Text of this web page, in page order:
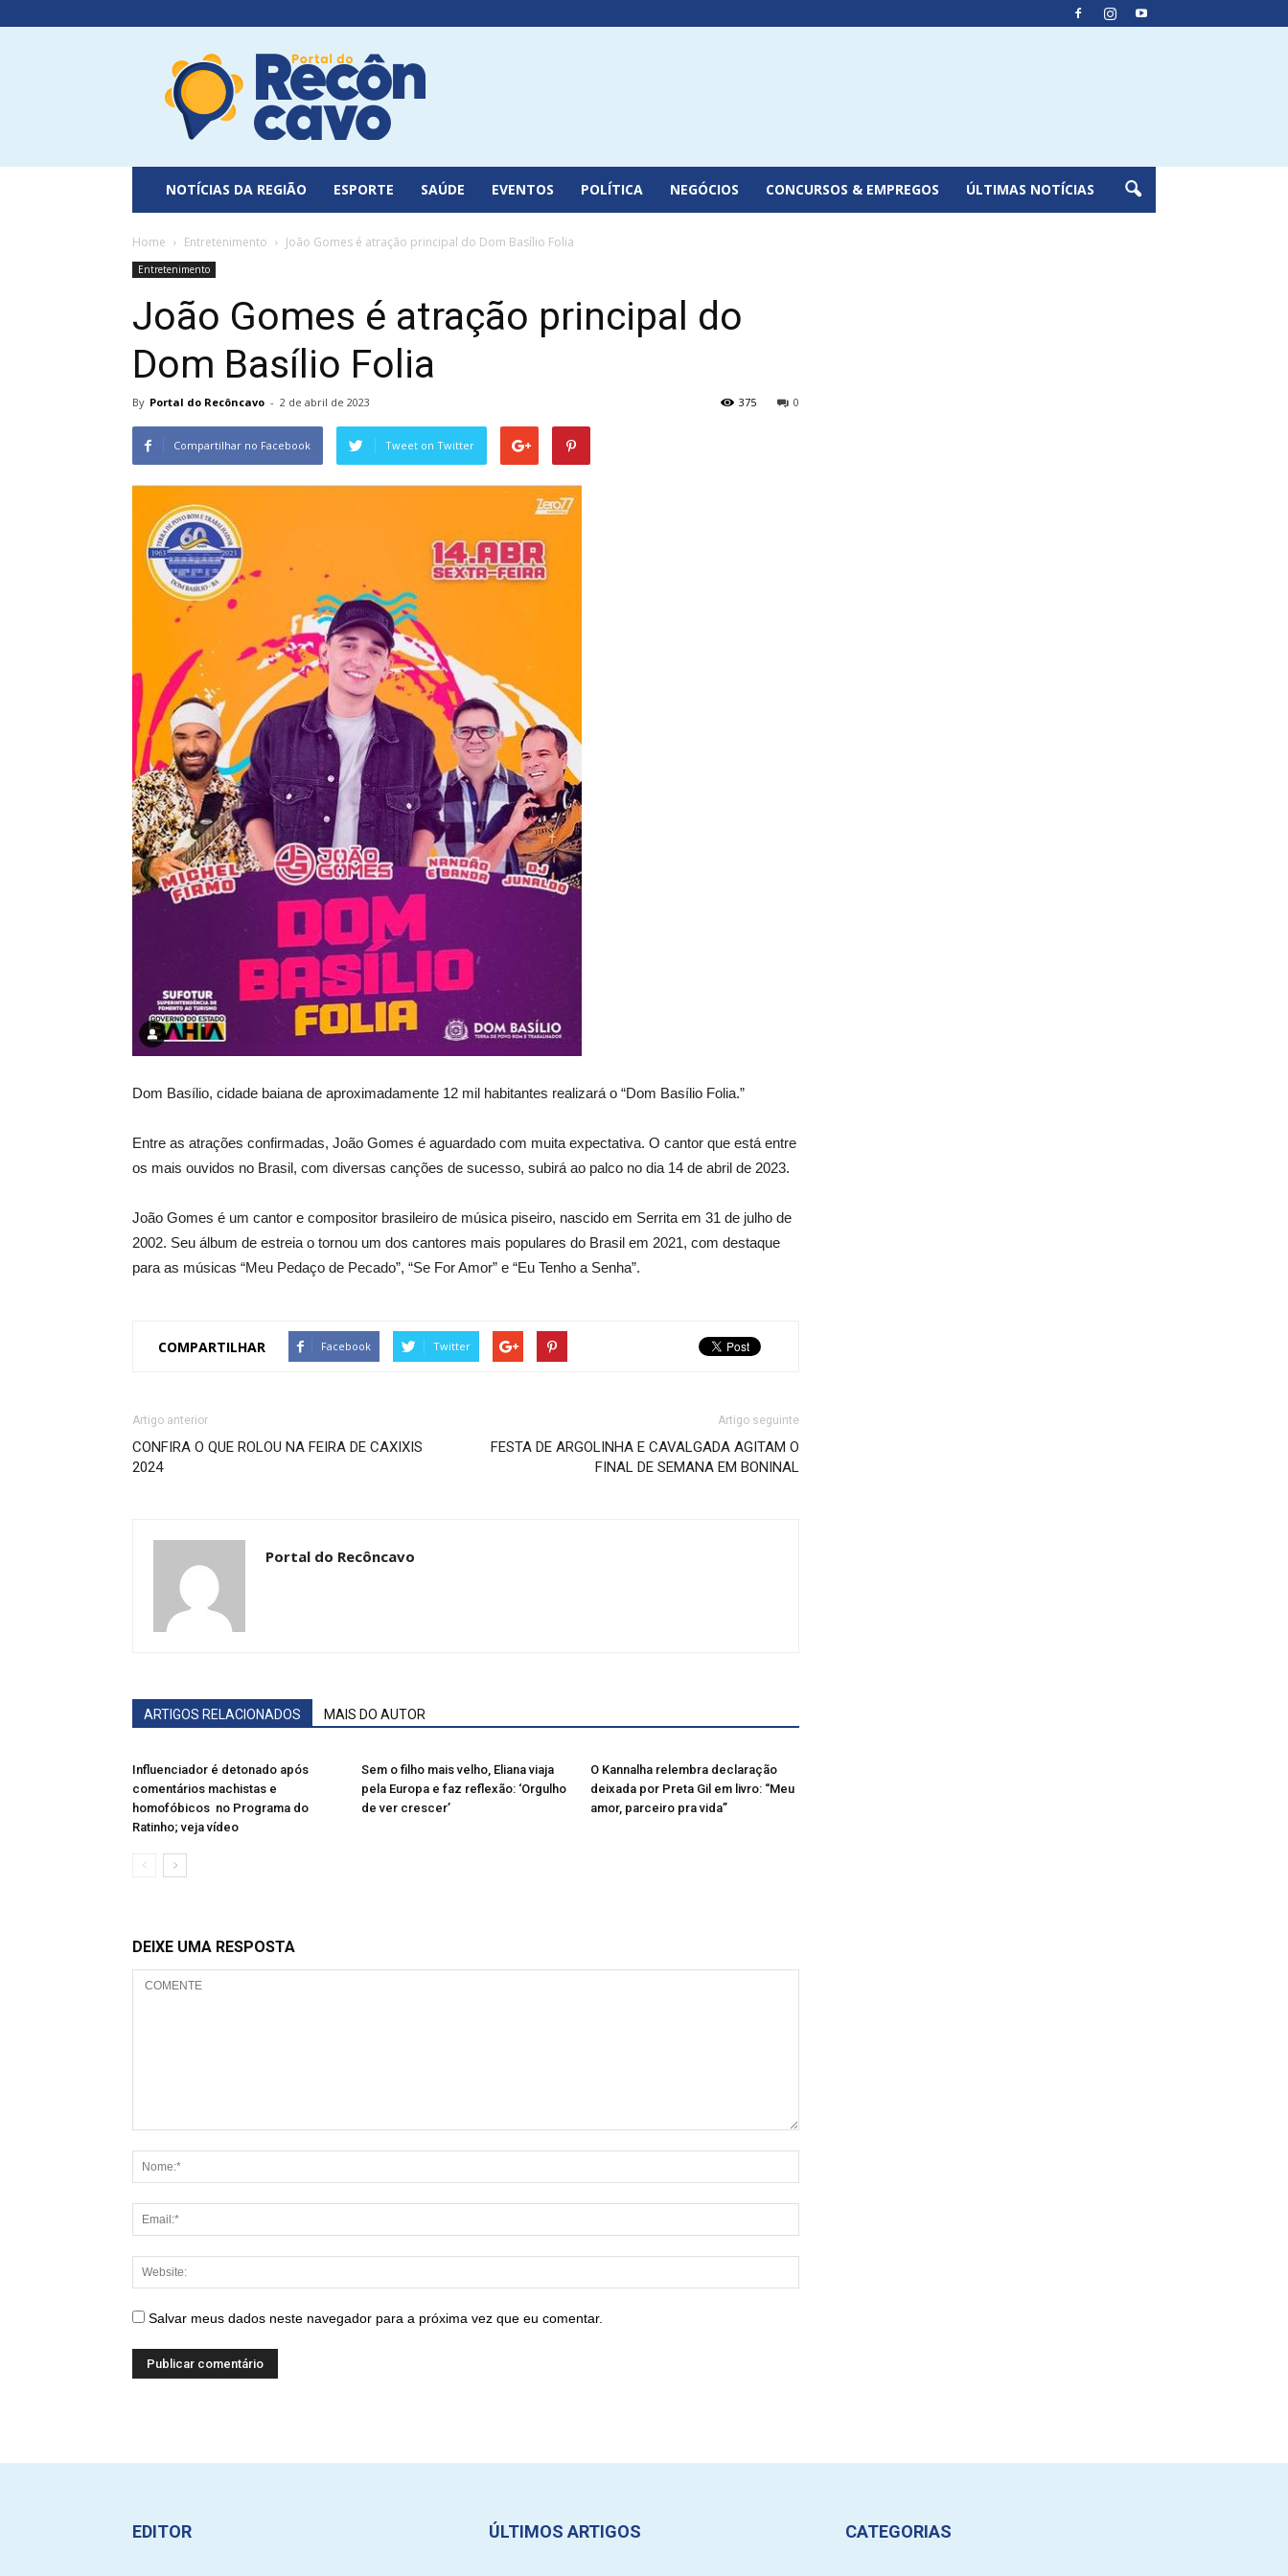
Portal
do
Recôncavo
NOTÍCIAS DA REGIÃO ESPORTE SAÚDE EVENTOS POLÍTICA NEGÓCIOS CONCURSOS & EMPREGOS ÚLTIMAS NOTÍCIAS
Home Entretenimento João Gomes é atração principal do Dom Basílio Folia
Entretenimento
João Gomes é atração principal do
Dom Basílio Folia
By Portal do Recôncavo - 2 de abril de 2023 0
375
Compartilhar no Facebook Tweet on Twitter
Dom Basílio, cidade baiana de aproximadamente 12 mil habitantes realizará o “Dom Basílio Folia.”
Entre as atrações confirmadas, João Gomes é aguardado com muita expectativa. O cantor que está entre
os mais ouvidos no Brasil, com diversas canções de sucesso, subirá ao palco no dia 14 de abril de 2023.
João Gomes é um cantor e compositor brasileiro de música piseiro, nascido em Serrita em 31 de julho de
2002. Seu álbum de estreia o tornou um dos cantores mais populares do Brasil em 2021, com destaque
para as músicas “Meu Pedaço de Pecado”, “Se For Amor” e “Eu Tenho a Senha”.
COMPARTILHAR Facebook Twitter
Artigo anterior
CONFIRA O QUE ROLOU NA FEIRA DE CAXIXIS
2024
Artigo seguinte
FESTA DE ARGOLINHA E CAVALGADA AGITAM O
FINAL DE SEMANA EM BONINAL
Portal do Recôncavo
ARTIGOS RELACIONADOS MAIS DO AUTOR
Influenciador é detonado após
comentários machistas e
homofóbicos no Programa do
Ratinho; veja vídeo
Sem o filho mais velho, Eliana viaja
pela Europa e faz reflexão: ‘Orgulho
de ver crescer’
O Kannalha relembra declaração
deixada por Preta Gil em livro: “Meu
amor, parceiro pra vida”
DEIXE UMA RESPOSTA
Salvar meus dados neste navegador para a próxima vez que eu comentar.
EDITOR ÚLTIMOS ARTIGOS CATEGORIAS